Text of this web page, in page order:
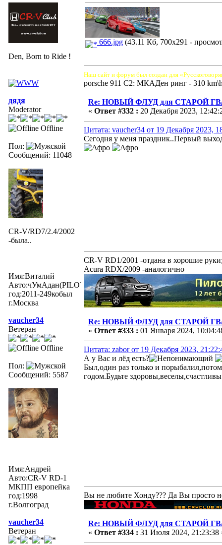
Den, Born to Ride !
666.jpg (43.11 Кб, 700x291 -
Наш сайт и форум был создан для
porsche 911 C2: МКАДен ринг - 310
дядя
Moderator
Offline
Пол:
Сообщений: 11048
CR-V/RD7/2.4/2002
-была..
Имя:Виталий
Авто:чУмАдан(PILOTexe)
год:2011-249кобыл
г.Москва
Re: НОВЫЙ ФЛУД для СТАРОЙ
« Ответ #332 : 20 Декабря 2023,
Цитата: vaucher34 от 19 Декабря 2023,
Сегодня у меня праздник..Первый
CR-V RD1/2001 -отдана в хорошие
Acura RDX/2009 -аналогично
vaucher34
Ветеран
Offline
Пол:
Сообщений: 5587
Имя:Андрей
Авто:CR-V RD-1
МКПП европейка
год:1998
г.Волгоград
Re: НОВЫЙ ФЛУД для СТАРОЙ
« Ответ #333 : 01 Января 2024,
Цитата: zabor от 19 Декабря 2023,
А у Вас и лёд есть?
Был,один раз только и
годом.Будьте здоровы,веселы,счастливы
Вы не любите Хонду??? Да Вы просто
vaucher34
Ветеран
Re: НОВЫЙ ФЛУД для СТАРОЙ
« Ответ #334 : 31 Июля 2024, 21:23:38